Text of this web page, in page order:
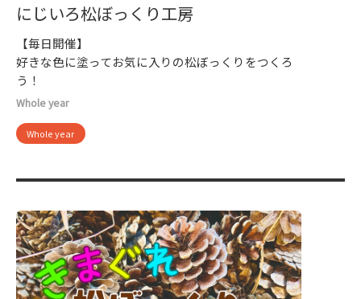
にじいろ松ぼっくり工房
【毎日開催】
好きな色に塗ってお気に入りの松ぼっくりをつくろ
う！
Whole year
Whole year